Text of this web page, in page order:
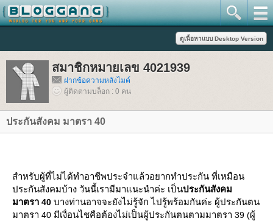
สมาชิกหมายเลข 4021939
ฝากข้อความหลังไมค์
ผู้ติดตามบล็อก : 0 คน
ประกันสังคม มาตรา 40
สำหรับผู้ที่ไม่ได้ทำอาชีพประจำแล้วอยากทำประกัน ที่เหมือน
ประกันสังคมบ้าง วันนี้เรามีมาแนะนำค่ะ เป็นประกันสังคม
มาตรา 40 บางท่านอาจจะยังไม่รู้จัก ไปรู้พร้อมกันค่ะ ผู้ประกันตน
มาตรา 40 มีเงื่อนไชคือต้องไม่เป็นผู้ประกันตนตามมาตรา 39 (ผู้